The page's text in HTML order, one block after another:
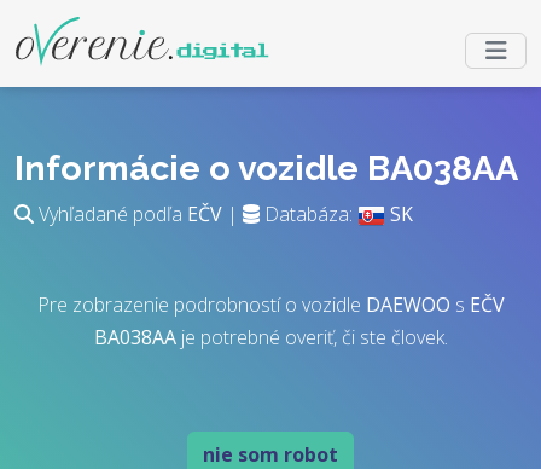
Informácie o vozidle BA038AA
Vyhľadané podľa EČV | Databáza: SK
Pre zobrazenie podrobností o vozidle DAEWOO s EČV
BA038AAje potrebné overiť, či ste človek.
nie som robot